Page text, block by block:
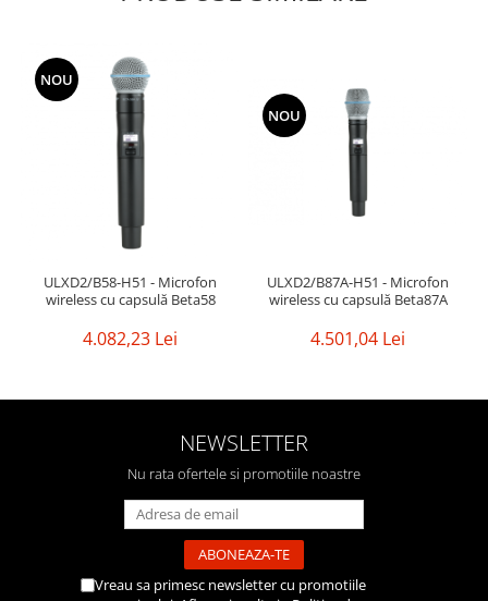
NOU
ULXD2/B58-H51 - Microfon
wireless cu capsulă Beta58
4.082,23 Lei
NOU
ULXD2/B87A-H51 - Microfon
wireless cu capsulă Beta87A
4.501,04 Lei
NEWSLETTER
Nu rata ofertele si promotiile noastre
Vreau sa primesc newsletter cu promotiile